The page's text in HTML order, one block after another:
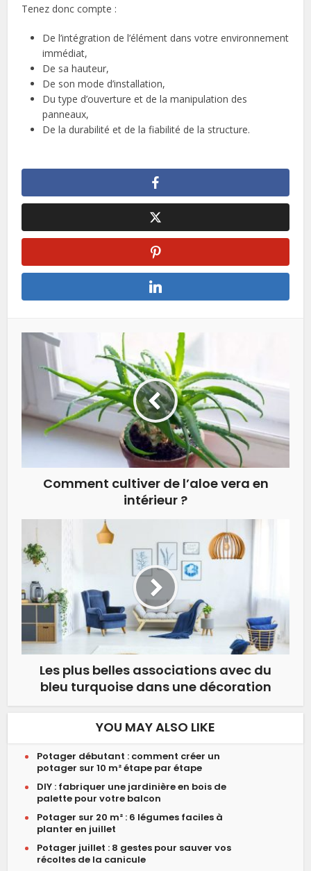
Tenez donc compte :
De l’intégration de l’élément dans votre environnement
immédiat,
De sa hauteur,
De son mode d’installation,
Du type d’ouverture et de la manipulation des
panneaux,
De la durabilité et de la fiabilité de la structure.
Comment cultiver de l’aloe vera en
intérieur ?
Les plus belles associations avec du
bleu turquoise dans une décoration
YOU MAY ALSO LIKE
Potager débutant : comment créer un
potager sur 10 m² étape par étape
DIY : fabriquer une jardinière en bois de
palette pour votre balcon
Potager sur 20 m² : 6 légumes faciles à
planter en juillet
Potager juillet : 8 gestes pour sauver vos
récoltes de la canicule